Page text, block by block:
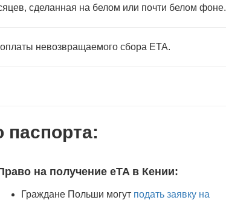
сделанная на белом или почти белом фоне.
невозвращаемого сбора ETA.
паспорта:
на получение eTA в Кении:
Граждане Польши могут подать заявку на